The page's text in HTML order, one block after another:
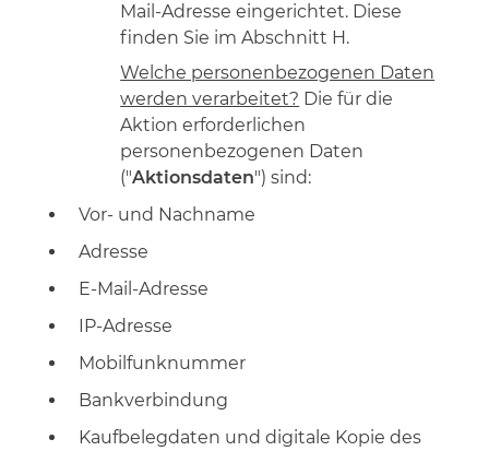
Mail-Adresse eingerichtet. Diese
finden Sie im Abschnitt H.
Welche personenbezogenen Daten
werden verarbeitet? Die für die
Aktion erforderlichen
personenbezogenen Daten
("Aktionsdaten") sind:
Vor- und Nachname
Adresse
E-Mail-Adresse
IP-Adresse
Mobilfunknummer
Bankverbindung
Kaufbelegdaten und digitale Kopie des